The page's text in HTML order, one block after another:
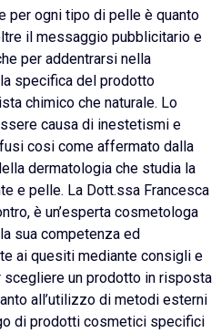
per ogni tipo di pelle è quanto
il messaggio pubblicitario e
per addentrarsi nella
specifica del prodotto
chimico che naturale. Lo
causa di inestetismi e
cosi come affermato dalla
dermatologia che studia la
e pelle. La Dott.ssa Francesca
è un’esperta cosmetologa
sua competenza ed
ai quesiti mediante consigli e
un prodotto in risposta
all’utilizzo di metodi esterni
di prodotti cosmetici specifici